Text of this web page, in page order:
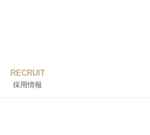
RECRUIT
採用情報